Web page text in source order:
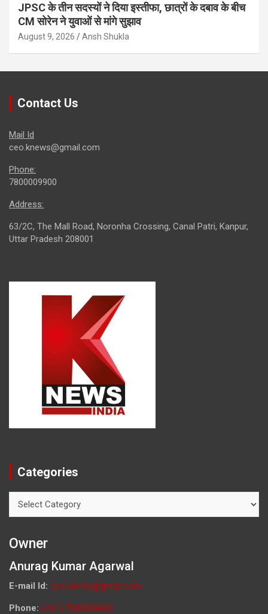
JPSC के तीन सदस्यों ने दिया इस्तीफा, छात्रों के दबाव के बीच
CM सोरेन ने युवाओं से मांगे सुझाव
August 9, 2026 Ansh Shukla
Contact Us
Mail Id
ceo.knews@gmail.com
Phone:
7800009900
Address:
63/2C, The Mall Road, Noronha Crossing, Canal Patri, Kanpur,
Uttar Pradesh 208001
Categories
Owner
Anurag Kumar Agarwal
E-mail Id: ceo.knews@gmail.com
Phone: (+91) 7800009900